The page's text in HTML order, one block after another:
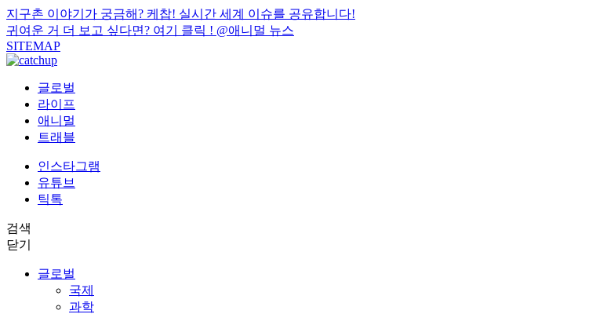
지구촌 이야기가 궁금해? 케찹! 실시간 세계 이슈를 공유합니다!
귀여운 거 더 보고 싶다면? 여기 클릭 ! @애니멀 뉴스
SITEMAP
글로벌
라이프
애니멀
트래블
인스타그램
유튜브
틱톡
검색
닫기
글로벌
국제
과학